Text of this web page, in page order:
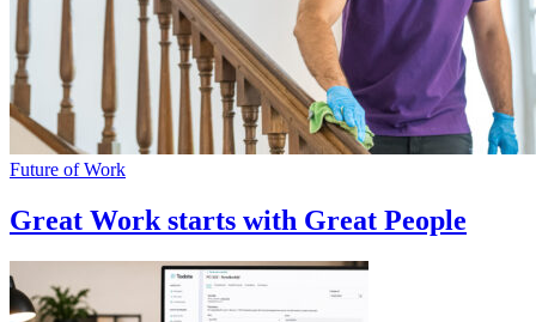
Future of Work
Great Work starts with Great People